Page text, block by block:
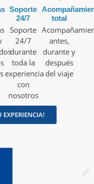
Soporte
24/7
Soporte
24/7
durante
toda la
experiencia
con
nosotros
total
antes,
durante y
después
del viaje
EXPERIENCIA!